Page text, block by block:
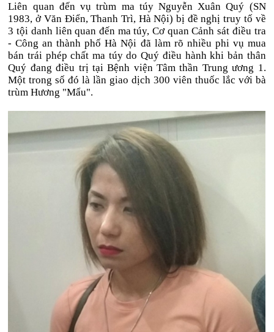
Liên quan đến vụ trùm ma túy Nguyễn Xuân Quý (SN
1983, ở Văn Điển, Thanh Trì, Hà Nội) bị đề nghị truy tố về
3 tội danh liên quan đến ma túy, Cơ quan Cảnh sát điều tra
- Công an thành phố Hà Nội đã làm rõ nhiều phi vụ mua
bán trái phép chất ma túy do Quý điều hành khi bản thân
Quý đang điều trị tại Bệnh viện Tâm thần Trung ương 1.
Một trong số đó là lần giao dịch 300 viên thuốc lắc với bà
trùm Hương "Mẩu".